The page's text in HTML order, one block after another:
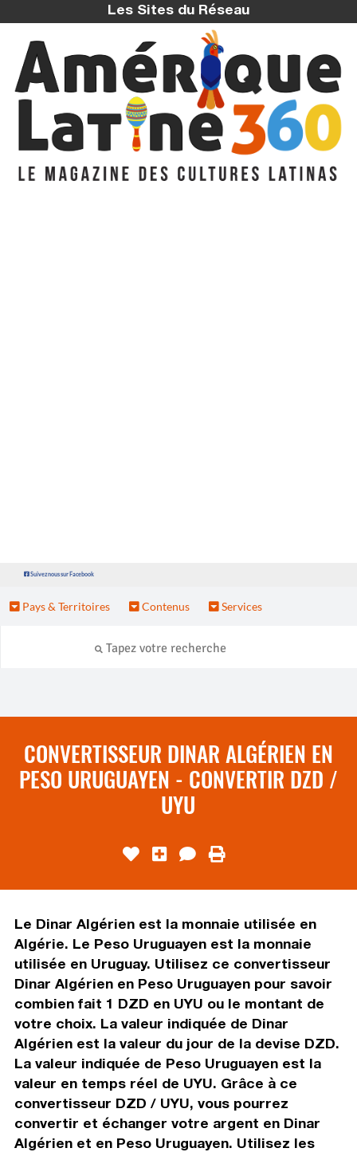
Les Sites du Réseau
Suivez nous sur Facebook
Pays & Territoires Contenus Services
CONVERTISSEUR DINAR ALGÉRIEN EN
PESO URUGUAYEN - CONVERTIR DZD /
UYU
Le Dinar Algérien est la monnaie utilisée en
Algérie. Le Peso Uruguayen est la monnaie
utilisée en Uruguay. Utilisez ce convertisseur
Dinar Algérien en Peso Uruguayen pour savoir
combien fait 1 DZD en UYU ou le montant de
votre choix. La valeur indiquée de Dinar
Algérien est la valeur du jour de la devise DZD.
La valeur indiquée de Peso Uruguayen est la
valeur en temps réel de UYU. Grâce à ce
convertisseur DZD / UYU, vous pourrez
convertir et échanger votre argent en Dinar
Algérien et en Peso Uruguayen. Utilisez les